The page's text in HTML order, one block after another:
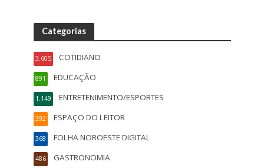
Categorias
COTIDIANO
3.605
EDUCAÇÃO
891
ENTRETENIMENTO/ESPORTES
1.149
ESPAÇO DO LEITOR
392
FOLHA NOROESTE DIGITAL
368
GASTRONOMIA
486